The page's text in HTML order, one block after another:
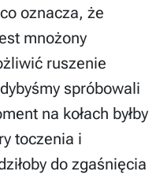
oznacza, że
mnożony
ruszenie
spróbowali
na kołach byłby
toczenia i
do zgaśnięcia